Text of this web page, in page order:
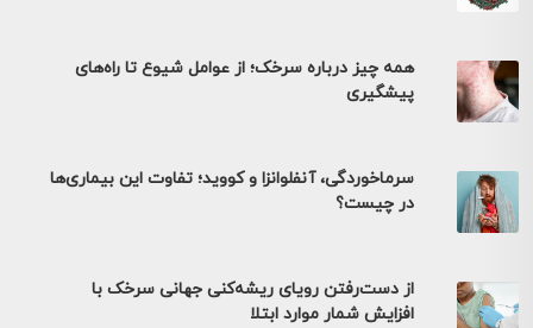
همه چیز درباره سرخک؛ از عوامل شیوع تا راه‌های
پیشگیری
سرماخوردگی، آنفلوانزا و کووید؛ تفاوت این بیماری‌ها
در چیست؟
از دست‌رفتن رویای ریشه‌کنی جهانی سرخک با
افزایش شمار موارد ابتلا